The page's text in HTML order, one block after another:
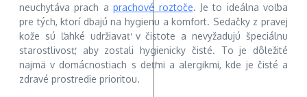
neuchytáva prach aprachové roztoče. Je to ideálna voľba
pre tých, ktorí dbajú na hygienu a komfort. Sedačky z pravej
kože sú ľahké udržiavať v čistote a nevyžadujú špeciálnu
starostlivosť, aby zostali hygienicky čisté. To je dôležité
najmä v domácnostiach s deťmi a alergikmi, kde je čisté a
zdravé prostredie prioritou.